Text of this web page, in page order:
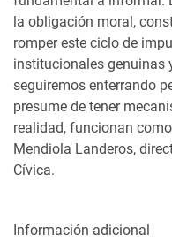
la obligación moral,
romper este ciclo de
institucionales genuinas
seguiremos enterrando
presume de tener
realidad, funcionan
Mendiola Landeros,
Cívica.
Información adicional